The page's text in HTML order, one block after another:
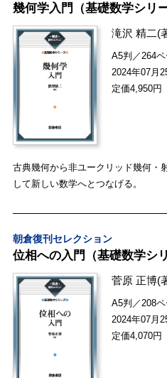
幾何学入門（基礎数学シリー
滝沢 精二(
A5判／264
2024年07月
定価4,950円
古典幾何から非ユークリッド幾何・
して新しい数学へとつなげる。
朝倉復刊セレクション
位相への入門（基礎数学シ
菅原 正博(
A5判／208
2024年07月
定価4,070円